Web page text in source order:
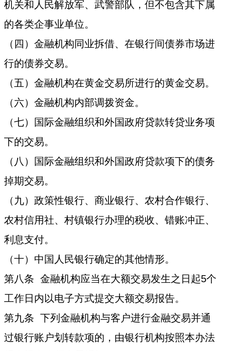
机关和人民解放军、武警部队，但不包含其下属
的各类企事业单位。
（四）金融机构同业拆借、在银行间债券市场进
行的债券交易。
（五）金融机构在黄金交易所进行的黄金交易。
（六）金融机构内部调拨资金。
（七）国际金融组织和外国政府贷款转贷业务项
下的交易。
（八）国际金融组织和外国政府贷款项下的债务
掉期交易。
（九）政策性银行、商业银行、农村合作银行、
农村信用社、村镇银行办理的税收、错账冲正、
利息支付。
（十）中国人民银行确定的其他情形。
第八条 金融机构应当在大额交易发生之日起5个
工作日内以电子方式提交大额交易报告。
第九条 下列金融机构与客户进行金融交易并通
过银行账户划转款项的，由银行机构按照本办法